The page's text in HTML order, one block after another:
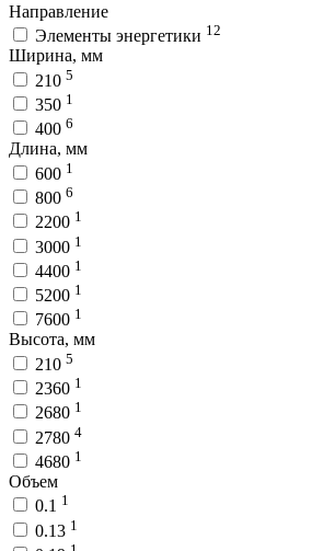
Направление
Элементы энергетики 12
Ширина, мм
210 5
350 1
400 6
Длина, мм
600 1
800 6
2200 1
3000 1
4400 1
5200 1
7600 1
Высота, мм
210 5
2360 1
2680 1
2780 4
4680 1
Объем
0.1 1
0.13 1